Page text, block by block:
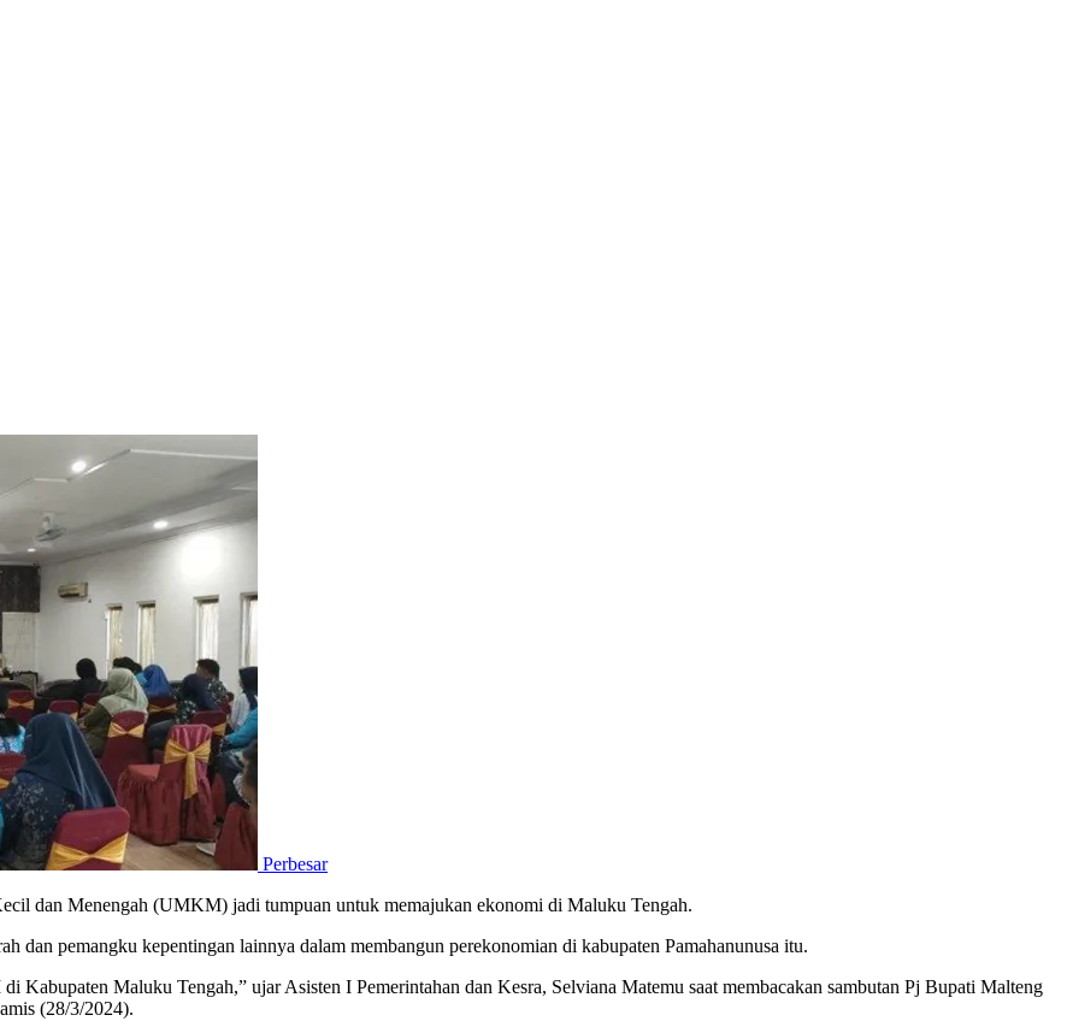
Perbesar
dan Menengah (UMKM) jadi tumpuan untuk memajukan ekonomi di Maluku Tengah.
dan pemangku kepentingan lainnya dalam membangun perekonomian di kabupaten Pamahanunusa itu.
Kabupaten Maluku Tengah,” ujar Asisten I Pemerintahan dan Kesra, Selviana Matemu saat membacakan sambutan Pj Bupati Malteng
(28/3/2024).